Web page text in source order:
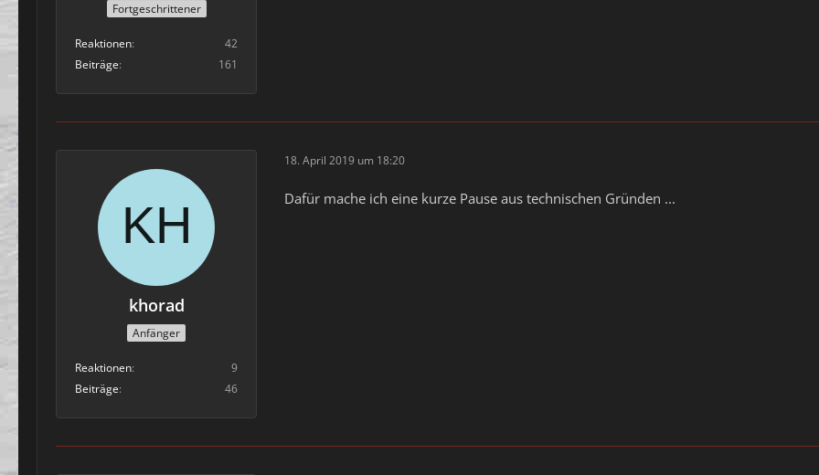
Fortgeschrittener
Reaktionen
42
Beiträge
161
khorad
Anfänger
Reaktionen
9
Beiträge
46
18. April 2019 um 18:20
Dafür mache ich eine kurze Pause aus technischen Gründen ...